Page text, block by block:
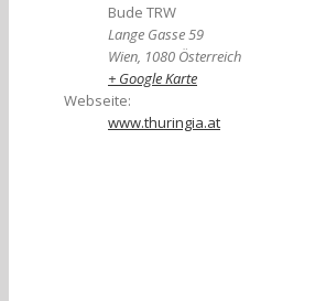
Bude TRW
Lange Gasse 59
Wien, 1080 Österreich
+ Google Karte
Webseite:
www.thuringia.at